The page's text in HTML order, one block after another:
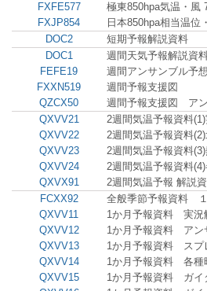
FXFE577
極東850hpa気温・風
FXJP854
日本850hpa相当温位
DOC2
短期予報解説資料
DOC1
週間天気予報解説資
FEFE19
週間アンサンブル予
FXXN519
週間予報支援図
QZCX50
週間予報支援図 ア
QXVV21
2週間気温予報資料
QXVV22
2週間気温予報資料
QXVV23
2週間気温予報資料
QXVV24
2週間気温予報資料(4)
QXVX91
2週間気温予報 解説
FCXX92
全般季節予報資料
QXVV11
1か月予報資料 実況
QXVV12
1か月予報資料 アン
QXVV13
1か月予報資料 スプ
QXVV14
1か月予報資料 各種
QXVV15
1か月予報資料 ガイ